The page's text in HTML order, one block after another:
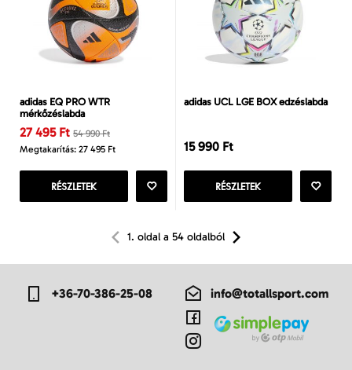
adidas EQ PRO WTR
mérkőzéslabda
27 495 Ft 54 990 Ft
Megtakarítás: 27 495 Ft
RÉSZLETEK
adidas UCL LGE BOX edzéslabda
15 990 Ft
RÉSZLETEK
1. oldal a 54 oldalból
+36-70-386-25-08 info@totallsport.com